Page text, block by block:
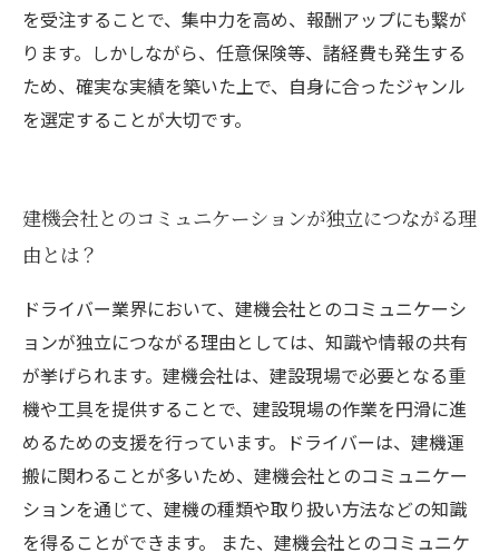
を受注することで、集中力を高め、報酬アップにも繋が
ります。しかしながら、任意保険等、諸経費も発生する
ため、確実な実績を築いた上で、自身に合ったジャンル
を選定することが大切です。
建機会社とのコミュニケーションが独立につながる理
由とは？
ドライバー業界において、建機会社とのコミュニケーシ
ョンが独立につながる理由としては、知識や情報の共有
が挙げられます。建機会社は、建設現場で必要となる重
機や工具を提供することで、建設現場の作業を円滑に進
めるための支援を行っています。ドライバーは、建機運
搬に関わることが多いため、建機会社とのコミュニケー
ションを通じて、建機の種類や取り扱い方法などの知識
を得ることができます。 また、建機会社とのコミュニケ